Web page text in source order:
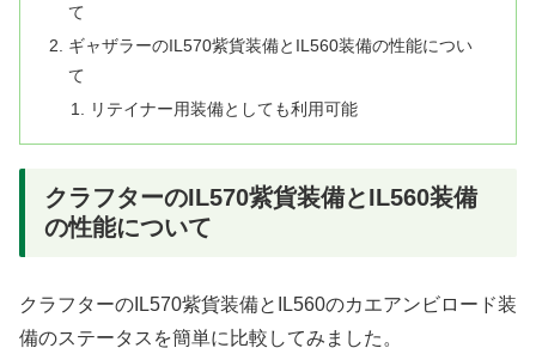
て
ギャザラーのIL570紫貨装備とIL560装備の性能につい
て
リテイナー用装備としても利用可能
クラフターのIL570紫貨装備とIL560装備
の性能について
クラフターのIL570紫貨装備とIL560のカエアンビロード装
備のステータスを簡単に比較してみました。